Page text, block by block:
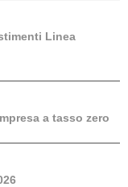
Linea
a tasso zero